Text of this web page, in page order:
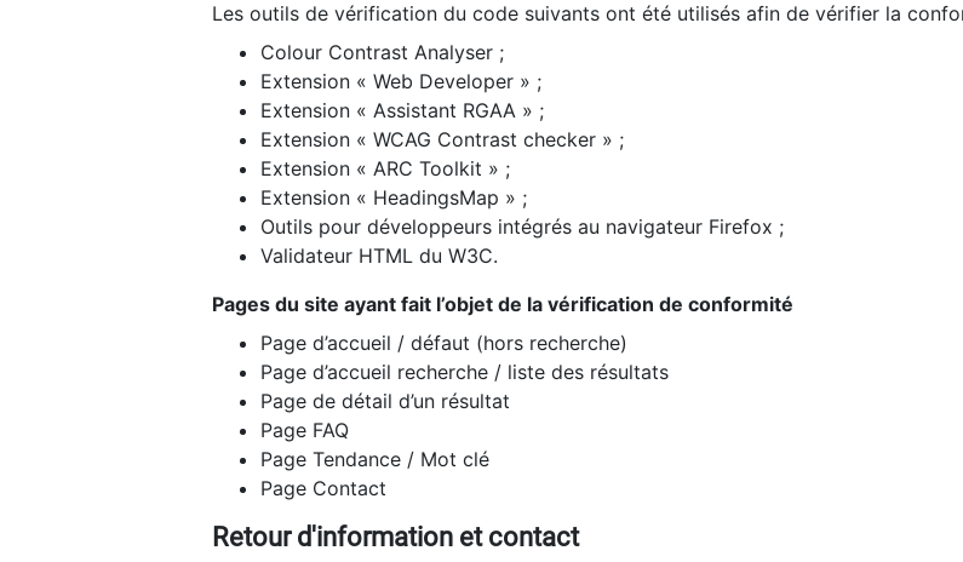
Les outils de vérification du code suivants ont été utilisés afin de vérifier la
Colour Contrast Analyser ;
Extension « Web Developer » ;
Extension « Assistant RGAA » ;
Extension « WCAG Contrast checker » ;
Extension « ARC Toolkit » ;
Extension « HeadingsMap » ;
Outils pour développeurs intégrés au navigateur Firefox ;
Validateur HTML du W3C.
Pages du site ayant fait l’objet de la vérification de conformité
Page d’accueil / défaut (hors recherche)
Page d’accueil recherche / liste des résultats
Page de détail d’un résultat
Page FAQ
Page Tendance / Mot clé
Page Contact
Retour d'information et contact